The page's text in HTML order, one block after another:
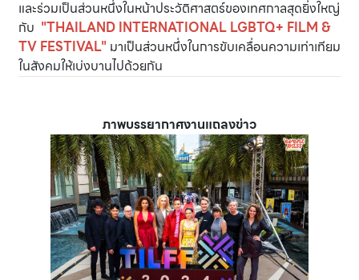
และร่วมเป็นส่วนหนึ่งในหน้าประวัติศาสตร์ของเทศกาลสุดยิ่งใหญ่
กับ "THAILAND INTERNATIONAL LGBTQ+ FILM &
TV FESTIVAL" มาเป็นส่วนหนึ่งในการขับเคลื่อนความเท่าเทียม
ในสังคมให้เบ่งบานไปด้วยกัน
ภาพบรรยากาศงานแถลงข่าว